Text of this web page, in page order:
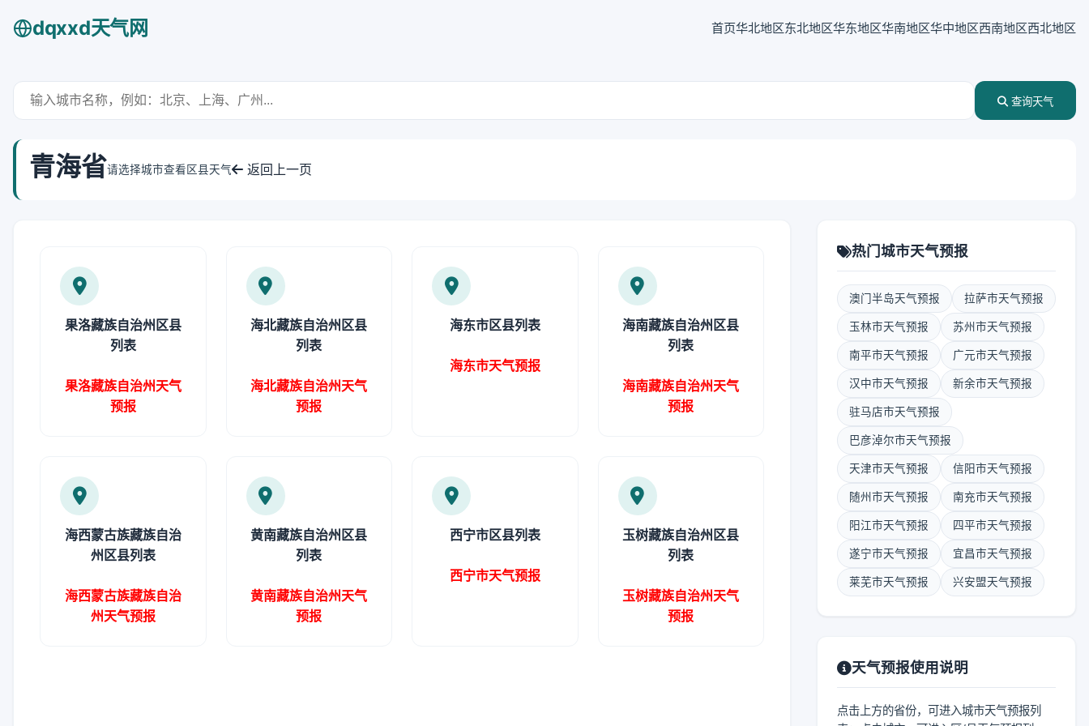
dqxxd天气网 首页华北地区东北地区华东地区华南地区华中地区西南地区西北地区
查询天气
青海省请选择城市查看区县天气 返回上一页
果洛藏族自治州区县
列表
果洛藏族自治州天气
预报
海北藏族自治州区县
列表
海北藏族自治州天气
预报
海东市区县列表
海东市天气预报
海南藏族自治州区县
列表
海南藏族自治州天气
预报
海西蒙古族藏族自治
州区县列表
海西蒙古族藏族自治
州天气预报
黄南藏族自治州区县
列表
黄南藏族自治州天气
预报
西宁市区县列表
西宁市天气预报
玉树藏族自治州区县
列表
玉树藏族自治州天气
预报
热门城市天气预报
澳门半岛天气预报 拉萨市天气预报
玉林市天气预报 苏州市天气预报
南平市天气预报 广元市天气预报
汉中市天气预报 新余市天气预报
驻马店市天气预报
巴彦淖尔市天气预报
天津市天气预报 信阳市天气预报
随州市天气预报 南充市天气预报
阳江市天气预报 四平市天气预报
遂宁市天气预报 宜昌市天气预报
莱芜市天气预报 兴安盟天气预报
天气预报使用说明
点击上方的省份，可进入城市天气预报列